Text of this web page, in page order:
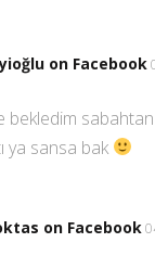
on Facebook
bekledim
ya sansa bak
on Facebook